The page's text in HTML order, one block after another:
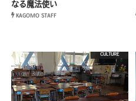
なる魔法使い
KAGOMO STAFF
CULTURE